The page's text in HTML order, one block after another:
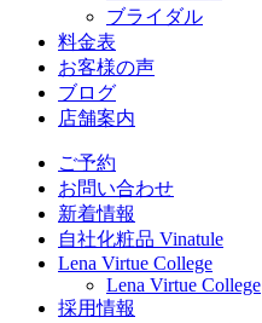
ブライダル
料金表
お客様の声
ブログ
店舗案内
ご予約
お問い合わせ
新着情報
自社化粧品 Vinatule
Lena Virtue College
Lena Virtue College
採用情報